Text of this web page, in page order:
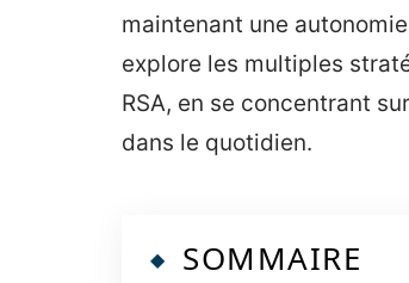
maintenant une
explore les multiples
RSA, en se concentrant
dans le quotidien.
SOMMAIRE